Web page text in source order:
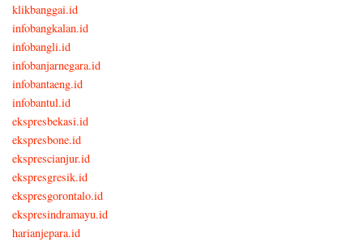
klikbanggai.id
infobangkalan.id
infobangli.id
infobanjarnegara.id
infobantaeng.id
infobantul.id
ekspresbekasi.id
ekspresbone.id
eksprescianjur.id
ekspresgresik.id
ekspresgorontalo.id
ekspresindramayu.id
harianjepara.id